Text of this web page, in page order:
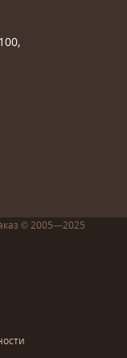
© 2005—2025